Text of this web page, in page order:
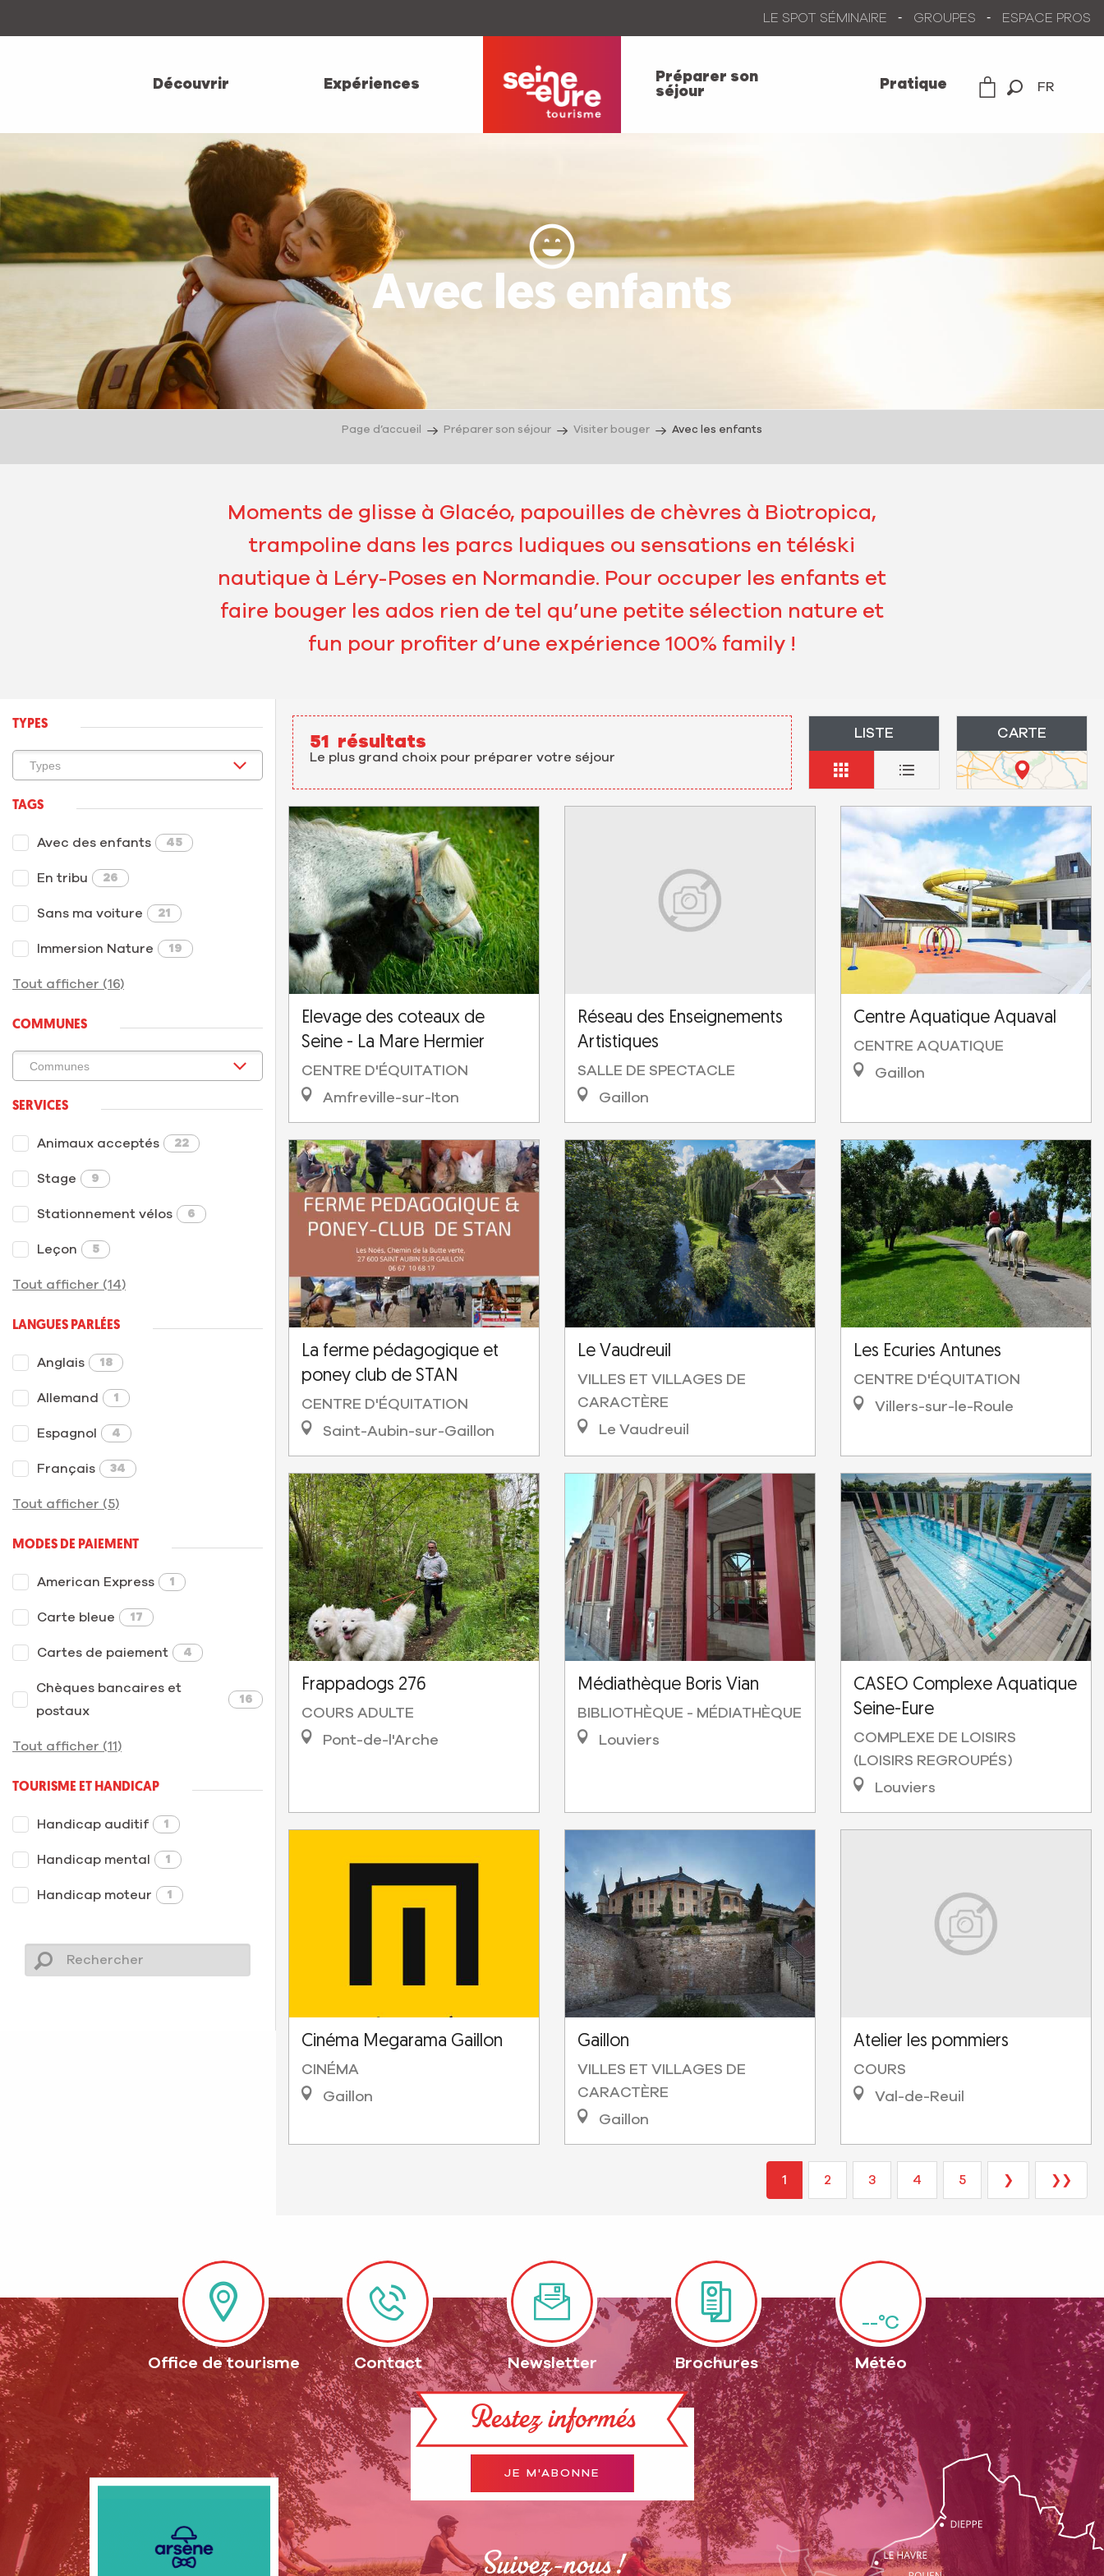
FR
LE SPOT SÉMINAIRE GROUPES ESPACE PROS
Découvrir Expériences
Préparer son
séjour
Pratique
Avec les enfants
Page d’accueil Préparer son séjour Visiter bouger Avec les enfants
Moments de glisse à Glacéo, papouilles de chèvres à Biotropica,
trampoline dans les parcs ludiques ou sensations en téléski
nautique à Léry-Poses en Normandie. Pour occuper les enfants et
faire bouger les ados rien de tel qu’une petite sélection nature et
fun pour profiter d’une expérience 100% family !
TYPES
TAGS
Avec des enfants 45
En tribu 26
Sans ma voiture 21
Immersion Nature 19
Tout afficher (16)
COMMUNES
SERVICES
Animaux acceptés 22
Stage 9
Stationnement vélos 6
Leçon 5
Tout afficher (14)
LANGUES PARLÉES
Anglais 18
Allemand 1
Espagnol 4
Français 34
Tout afficher (5)
MODES DE PAIEMENT
American Express 1
Carte bleue 17
Cartes de paiement 4
Chèques bancaires et
postaux
16
Tout afficher (11)
TOURISME ET HANDICAP
Handicap auditif 1
Handicap mental 1
Handicap moteur 1
51 résultats
Le plus grand choix pour préparer votre séjour
LISTE CARTE
Elevage des coteaux de
Seine - La Mare Hermier
CENTRE D'ÉQUITATION
Amfreville-sur-Iton
Réseau des Enseignements
Artistiques
SALLE DE SPECTACLE
Gaillon
Centre Aquatique Aquaval
CENTRE AQUATIQUE
Gaillon
La ferme pédagogique et
poney club de STAN
CENTRE D'ÉQUITATION
Saint-Aubin-sur-Gaillon
Le Vaudreuil
VILLES ET VILLAGES DE
CARACTÈRE
Le Vaudreuil
Les Ecuries Antunes
CENTRE D'ÉQUITATION
Villers-sur-le-Roule
Frappadogs 276
COURS ADULTE
Pont-de-l'Arche
Médiathèque Boris Vian
BIBLIOTHÈQUE - MÉDIATHÈQUE
Louviers
CASEO Complexe Aquatique
Seine-Eure
COMPLEXE DE LOISIRS
(LOISIRS REGROUPÉS)
Louviers
Cinéma Megarama Gaillon
CINÉMA
Gaillon
Gaillon
VILLES ET VILLAGES DE
CARACTÈRE
Gaillon
Atelier les pommiers
COURS
Val-de-Reuil
1 2 3 4 5 ❯ ❯❯
Office de tourisme Contact Newsletter Brochures
--°C
Météo
Restez informés
JE M'ABONNE
Suivez-nous !